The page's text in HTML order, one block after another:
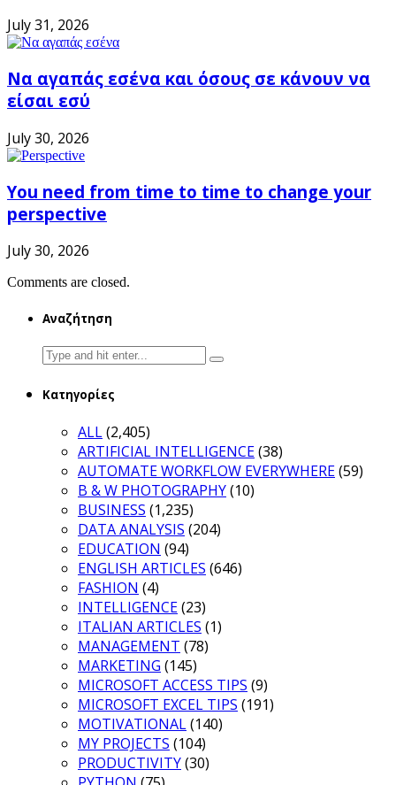
July 31, 2026
Να αγαπάς εσένα και όσους σε κάνουν να
είσαι εσύ
July 30, 2026
You need from time to time to change your
perspective
July 30, 2026
Comments are closed.
Αναζήτηση
Search
for:
Κατηγορίες
ALL(2,405)
ARTIFICIAL INTELLIGENCE(38)
AUTOMATE WORKFLOW EVERYWHERE(59)
B & W PHOTOGRAPHY(10)
BUSINESS (1,235)
DATA ANALYSIS (204)
EDUCATION (94)
ENGLISH ARTICLES (646)
FASHION (4)
INTELLIGENCE(23)
ITALIAN ARTICLES (1)
MANAGEMENT (78)
MARKETING (145)
MICROSOFT ACCESS TIPS (9)
MICROSOFT EXCEL TIPS (191)
MOTIVATIONAL(140)
MY PROJECTS (104)
PRODUCTIVITY(30)